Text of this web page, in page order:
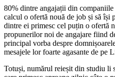
80% dintre angajații din
calcul o ofertă nouă de job și să își
dintre ei primesc cel puțin o ofertă
propunerilor noi de angajare fiind
principal vorba despre
mesajele lor foarte agasante de pe
Totuși, numărul reieșit din studiu li